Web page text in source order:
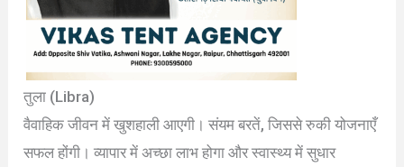
तुला (Libra)
वैवाहिक जीवन में खुशहाली आएगी। संयम बरतें, जिससे रुकी योजनाएँ
सफल होंगी। व्यापार में अच्छा लाभ होगा और स्वास्थ्य में सुधार